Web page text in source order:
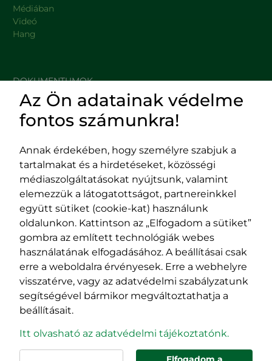
Médiában
Videó
Hang
DOKUMENTUMOK
HASZNOS LINKEK
Impresszum
Adatvédelmi szabályzat
EPP program
400029 Kolozsvár,
Fürdő (Card. Iuliu Hossu) utca, 41.
szám
tel/fax:0723 250 321
email:office@rmdsz.ro
400489 Kolozsvár,
Majális utca, 60.
szám
tel/fax:0264 590 758
email:
office@rmdsz.ro
Az Ön adatainak védelme
fontos számunkra!
Annak érdekében, hogy személyre szabjuk a
tartalmakat és a hirdetéseket, közösségi
médiaszolgáltatásokat nyújtsunk, valamint
elemezzük a látogatottságot, partnereinkkel
együtt sütiket (cookie-kat) használunk
oldalunkon. Kattintson az „Elfogadom a sütiket”
gombra az említett technológiák webes
használatának elfogadásához. A beállításai csak
erre a weboldalra érvényesek. Erre a webhelyre
visszatérve, vagy az adatvédelmi szabályzatunk
segítségével bármikor megváltoztathatja a
beállításait.
Itt olvasható az adatvédelmi tájékoztatónk.